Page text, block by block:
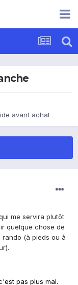
avant achat
me servira plutôt
quelque chose de
(à pieds ou à
pas plus mal.